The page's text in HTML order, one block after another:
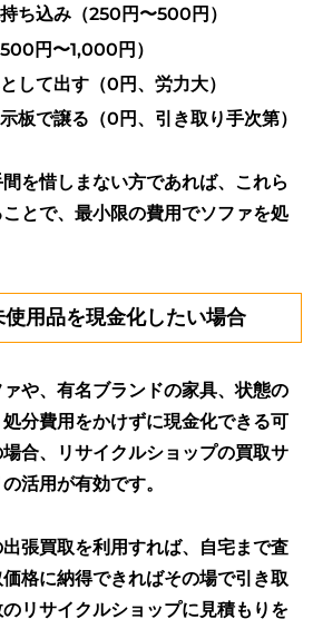
ち込み（250円〜500円）
円〜1,000円）
して出す（0円、労力大）
板で譲る（0円、引き取り手次第）
を惜しまない方であれば、これら
とで、最小限の費用でソファを処
用品を現金化したい場合
や、有名ブランドの家具、状態の
分費用をかけずに現金化できる可
合、リサイクルショップの買取サ
活用が有効です。
張買取を利用すれば、自宅まで査
格に納得できればその場で引き取
リサイクルショップに見積もりを